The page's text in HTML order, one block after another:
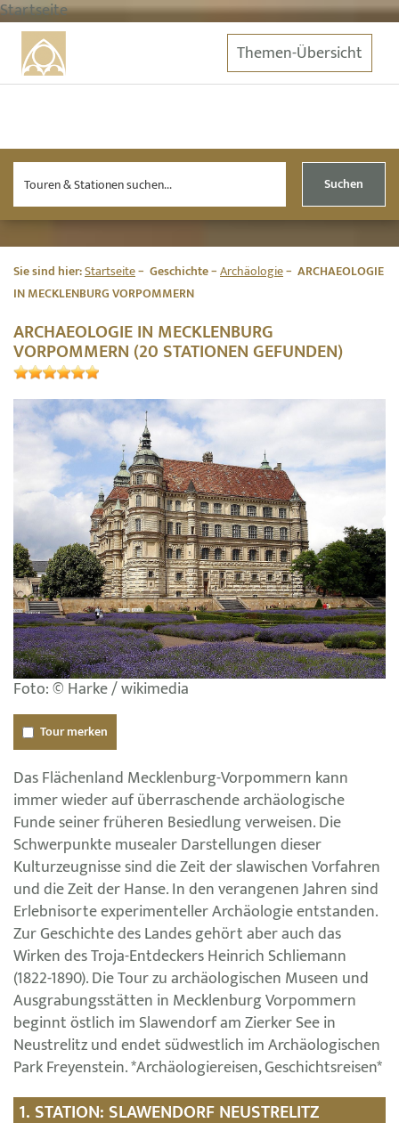
Startseite
Themen-Übersicht
Suchen
Sie sind hier:Startseite Geschichte Archäologie
ARCHAEOLOGIE
IN MECKLENBURG VORPOMMERN
ARCHAEOLOGIE IN MECKLENBURG
VORPOMMERN (20 STATIONEN GEFUNDEN)
Foto: © Harke / wikimedia
Tour merken
Das Flächenland Mecklenburg-Vorpommern kann
immer wieder auf überraschende archäologische
Funde seiner früheren Besiedlung verweisen. Die
Schwerpunkte musealer Darstellungen dieser
Kulturzeugnisse sind die Zeit der slawischen Vorfahren
und die Zeit der Hanse. In den verangenen Jahren sind
Erlebnisorte experimenteller Archäologie entstanden.
Zur Geschichte des Landes gehört aber auch das
Wirken des Troja-Entdeckers Heinrich Schliemann
(1822-1890). Die Tour zu archäologischen Museen und
Ausgrabungsstätten in Mecklenburg Vorpommern
beginnt östlich im Slawendorf am Zierker See in
Neustrelitz und endet südwestlich im Archäologischen
Park Freyenstein. *Archäologiereisen, Geschichtsreisen*
1. STATION: SLAWENDORF NEUSTRELITZ